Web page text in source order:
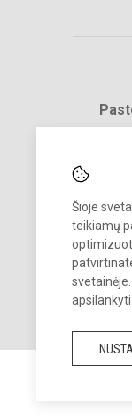
Šioje
teikiamų
apsilankyti
© 2023.
saugomos.
Kopijuoti